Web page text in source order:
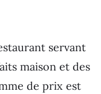
servant
maison et des
de prix est